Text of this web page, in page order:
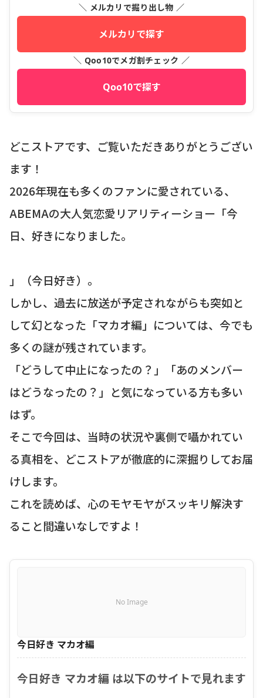
＼ メルカリで掘り出し物 ／
メルカリで探す
＼ Qoo10でメガ割チェック ／
Qoo10で探す
どこストアです、ご覧いただきありがとうござい
ます！
2026年現在も多くのファンに愛されている、
ABEMAの大人気恋愛リアリティーショー「今
日、好きになりました。
」（今日好き）。
しかし、過去に放送が予定されながらも突如と
して幻となった「マカオ編」については、今でも
多くの謎が残されています。
「どうして中止になったの？」「あのメンバー
はどうなったの？」と気になっている方も多い
はず。
そこで今回は、当時の状況や裏側で囁かれてい
る真相を、どこストアが徹底的に深掘りしてお届
けします。
これを読めば、心のモヤモヤがスッキリ解決す
ること間違いなしですよ！
No Image
今日好き マカオ編
今日好き マカオ編 は以下のサイトで見れます